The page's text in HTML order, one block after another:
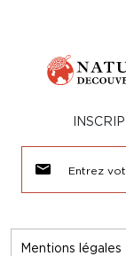
Mentions légales